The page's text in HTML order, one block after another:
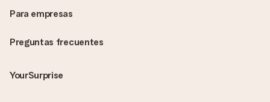
Preguntas frecuentes
YourSurprise
Para empresas